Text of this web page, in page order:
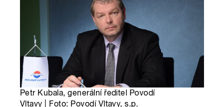
Petr Kubala, generální ředitel Povodí
Vltavy | Foto: Povodí Vltavy, s.p.